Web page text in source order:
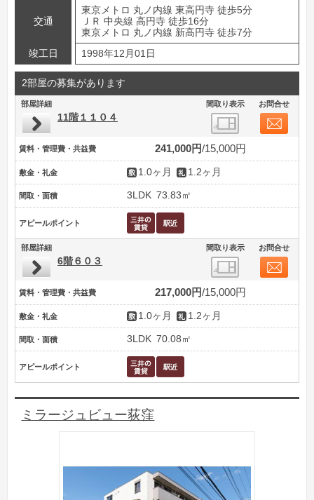
交通
東京メトロ 丸ノ内線 東高円寺 徒歩5分
ＪＲ 中央線 高円寺 徒歩16分
東京メトロ 丸ノ内線 新高円寺 徒歩7分
竣工日
1998年12月01日
2部屋の募集があります
部屋詳細 間取り表示 お問合せ
11階１１０４
賃料・管理費・共益費 241,000円 15,000円
敷金・礼金 1.0ヶ月 1.2ヶ月
間取・面積 3LDK 73.83㎡
アピールポイント
部屋詳細 間取り表示 お問合せ
6階６０３
賃料・管理費・共益費 217,000円 15,000円
敷金・礼金 1.0ヶ月 1.2ヶ月
間取・面積 3LDK 70.08㎡
アピールポイント
ミラージュビュー荻窪